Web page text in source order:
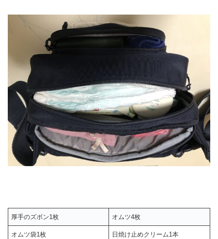
厚手のズボン1枚 オムツ4枚
オムツ袋1枚 日焼け止めクリーム1本